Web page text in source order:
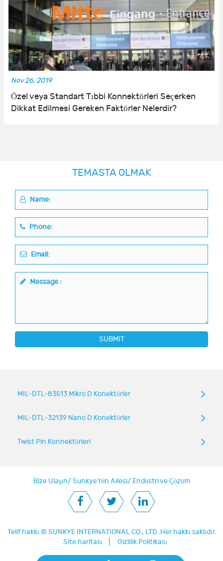
Nov 26, 2019
Özel veya Standart Tıbbi Konnektörleri Seçerken
Dikkat Edilmesi Gereken Faktörler Nelerdir?
TEMASTA OLMAK
Name:
Phone:
Email:
Message :
SUBMIT
MIL-DTL-83513 Mikro D Konektörler
MIL-DTL-32139 Nano D Konektörler
Twist Pin Konnektörleri
Bize Ulaşın/Sunkye'nin Ailesi/ Endüstri ve Çözüm
Telif hakkı © SUNKYE INTERNATIONAL CO., LTD.Her hakkı saklıdır.
Site haritası
Gizlilik Politikası